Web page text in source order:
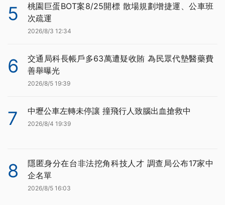
5
桃園巨蛋BOT案8/25開標 散場規劃增捷運、公車班
次疏運
2026/8/3 12:34
6
交通局科長帳戶多63萬遭疑收賄 為民眾代墊醫藥費
善舉曝光
2026/8/5 19:39
7 中壢公車左轉未停讓 撞飛行人致腦出血搶救中
2026/8/4 19:39
8
隱匿身分在台非法挖角科技人才 調查局公布17家中
企名單
2026/8/5 16:03